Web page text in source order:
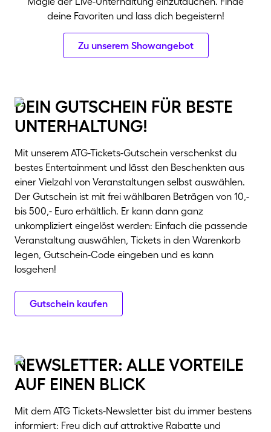
deine Favoriten und lass dich begeistern!
Zu unserem Showangebot
dein gutschein für beste
unterhaltung!
Mit unserem ATG-Tickets-Gutschein verschenkst du
bestes Entertainment und lässt den Beschenkten aus
einer Vielzahl von Veranstaltungen selbst auswählen.
Der Gutschein ist mit frei wählbaren Beträgen von 10,-
bis 500,- Euro erhältlich. Er kann dann ganz
unkompliziert eingelöst werden: Einfach die passende
Veranstaltung auswählen, Tickets in den Warenkorb
legen, Gutschein-Code eingeben und es kann
losgehen!
Gutschein kaufen
newsletter: alle vorteile
auf einen blick
Mit dem ATG Tickets-Newsletter bist du immer bestens
informiert: Freu dich auf attraktive Rabatte und